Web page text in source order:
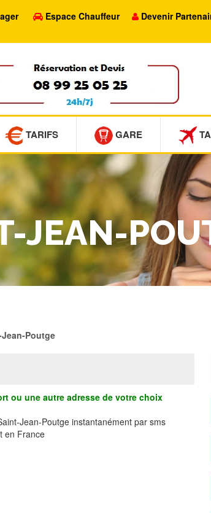
Espace Chauffeur Devenir
TARIFS GARE
JEAN-
Poutge
ou une autre adresse de votre choix
Jean-Poutge instantanément par sms
en France